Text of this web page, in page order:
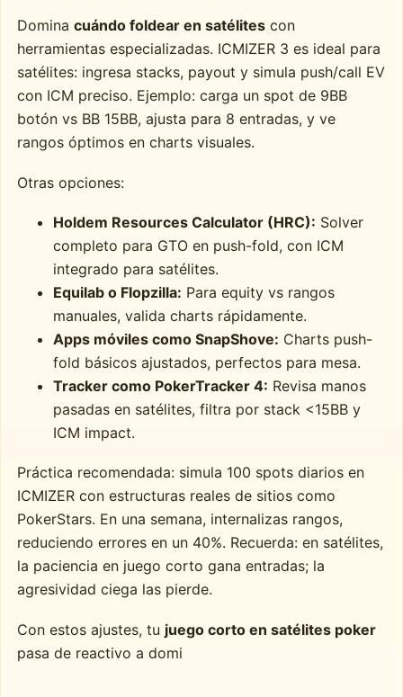
Domina cuándo foldear en satélites con
herramientas especializadas. ICMIZER 3 es ideal para
satélites: ingresa stacks, payout y simula push/call EV
con ICM preciso. Ejemplo: carga un spot de 9BB
botón vs BB 15BB, ajusta para 8 entradas, y ve
rangos óptimos en charts visuales.
Otras opciones:
Holdem Resources Calculator (HRC): Solver
completo para GTO en push-fold, con ICM
integrado para satélites.
Equilab o Flopzilla: Para equity vs rangos
manuales, valida charts rápidamente.
Apps móviles como SnapShove: Charts push-
fold básicos ajustados, perfectos para mesa.
Tracker como PokerTracker 4: Revisa manos
pasadas en satélites, filtra por stack <15BB y
ICM impact.
Práctica recomendada: simula 100 spots diarios en
ICMIZER con estructuras reales de sitios como
PokerStars. En una semana, internalizas rangos,
reduciendo errores en un 40%. Recuerda: en satélites,
la paciencia en juego corto gana entradas; la
agresividad ciega las pierde.
Con estos ajustes, tu juego corto en satélites poker
pasa de reactivo a domi